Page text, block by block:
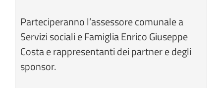
Parteciperanno l’assessore comunale a
Servizi sociali e Famiglia Enrico Giuseppe
Costa e rappresentanti dei partner e degli
sponsor.